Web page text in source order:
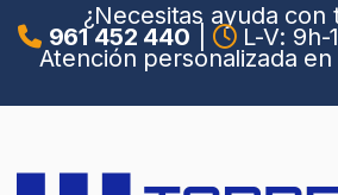
¿Necesitas ayuda con
961 452 440 L-V: 9h-
Atención personalizada